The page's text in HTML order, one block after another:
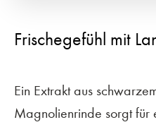
Frischegefühl mit
Ein Extrakt aus
Magnolienrinde sorgt für